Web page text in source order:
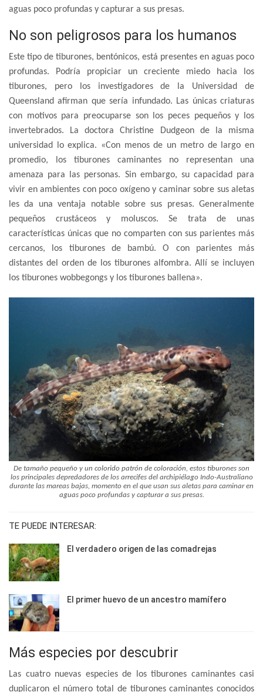
aguas poco profundas y capturar a sus presas.
No son peligrosos para los humanos
Este tipo de tiburones, bentónicos, está presentes en aguas poco
profundas. Podría propiciar un creciente miedo hacia los
tiburones, pero los investigadores de la Universidad de
Queensland afirman que sería infundado. Las únicas criaturas
con motivos para preocuparse son los peces pequeños y los
invertebrados. La doctora Christine Dudgeon de la misma
universidad lo explica. «Con menos de un metro de largo en
promedio, los tiburones caminantes no representan una
amenaza para las personas. Sin embargo, su capacidad para
vivir en ambientes con poco oxígeno y caminar sobre sus aletas
les da una ventaja notable sobre sus presas. Generalmente
pequeños crustáceos y moluscos. Se trata de unas
características únicas que no comparten con sus parientes más
cercanos, los tiburones de bambú. O con parientes más
distantes del orden de los tiburones alfombra. Allí se incluyen
los tiburones wobbegongs y los tiburones ballena».
De tamaño pequeño y un colorido patrón de coloración, estos tiburones son
los principales depredadores de los arrecifes del archipiélago Indo-Australiano
durante las mareas bajas, momento en el que usan sus aletas para caminar en
aguas poco profundas y capturar a sus presas.
TE PUEDE INTERESAR:
El verdadero origen de las comadrejas
El primer huevo de un ancestro mamífero
Más especies por descubrir
Las cuatro nuevas especies de los tiburones caminantes casi
duplicaron el número total de tiburones caminantes conocidos